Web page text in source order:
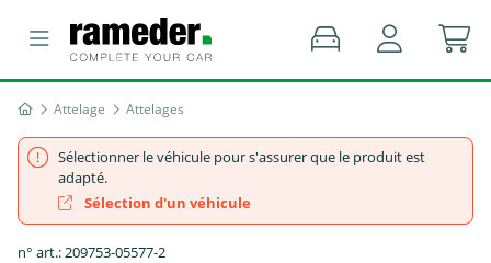
Attelage Attelages
Sélectionner le véhicule pour s'assurer que le produit est
adapté.
Sélection d'un véhicule
n° art.: 209753-05577-2